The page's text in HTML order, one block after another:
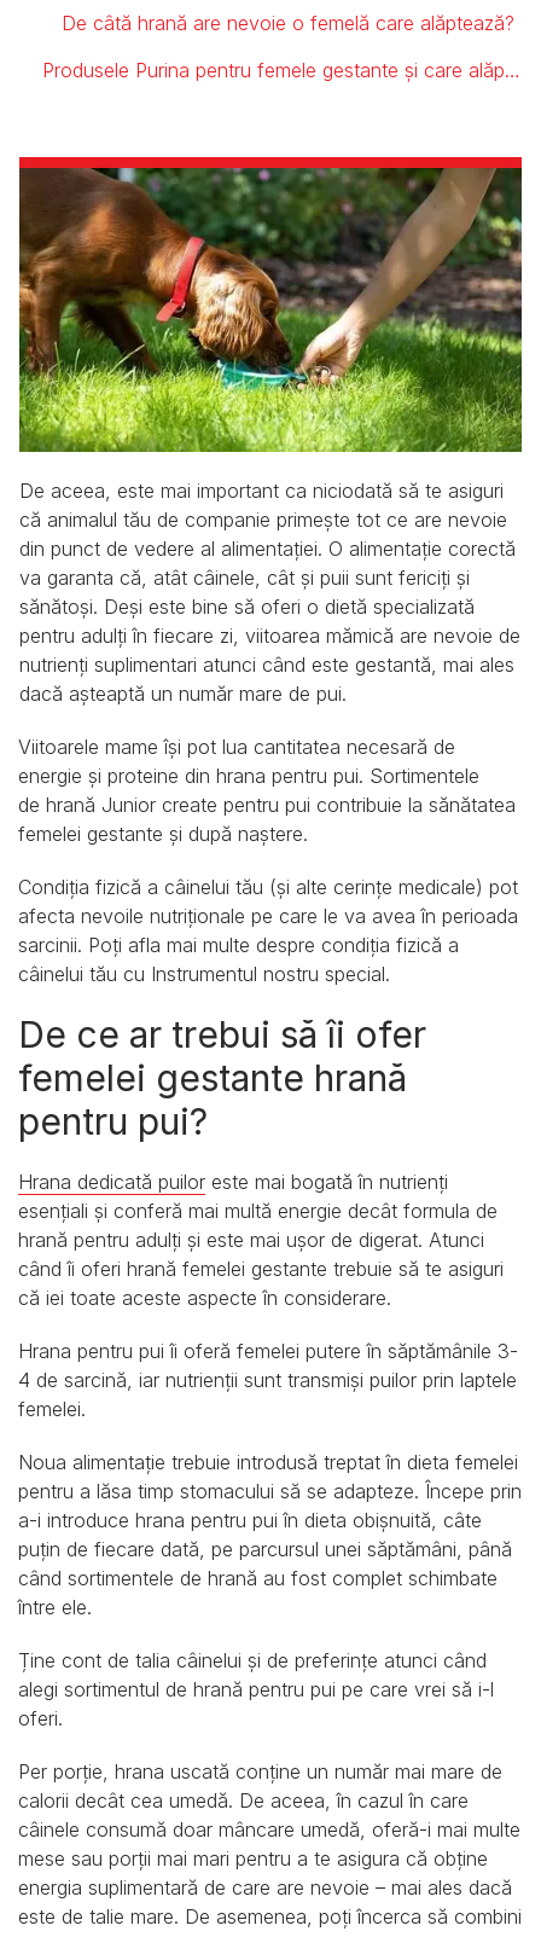
De câtă hrană are nevoie o femelă care alăptează?
Produsele Purina pentru femele gestante și care alăptează
De aceea, este mai important ca niciodată să te asiguri
că animalul tău de companie primește tot ce are nevoie
din punct de vedere al alimentației. O alimentație corectă
va garanta că, atât câinele, cât și puii sunt fericiți și
sănătoși. Deși este bine să oferi o dietă specializată
pentru adulți în fiecare zi, viitoarea mămică are nevoie de
nutrienți suplimentari atunci când este gestantă, mai ales
dacă așteaptă un număr mare de pui.
Viitoarele mame își pot lua cantitatea necesară de
energie și proteine din hrana pentru pui. Sortimentele
de hrană Junior create pentru pui contribuie la sănătatea
femelei gestante și după naștere.
Condiția fizică a câinelui tău (și alte cerințe medicale) pot
afecta nevoile nutriționale pe care le va avea în perioada
sarcinii. Poți afla mai multe despre condiția fizică a
câinelui tău cu Instrumentul nostru special.
De ce ar trebui să îi ofer
femelei gestante hrană
pentru pui?
Hrana dedicată puilor este mai bogată în nutrienți
esențiali și conferă mai multă energie decât formula de
hrană pentru adulți și este mai ușor de digerat. Atunci
când îi oferi hrană femelei gestante trebuie să te asiguri
că iei toate aceste aspecte în considerare.
Hrana pentru pui îi oferă femelei putere în săptămânile 3-
4 de sarcină, iar nutrienții sunt transmiși puilor prin laptele
femelei.
Noua alimentație trebuie introdusă treptat în dieta femelei
pentru a lăsa timp stomacului să se adapteze. Începe prin
a-i introduce hrana pentru pui în dieta obișnuită, câte
puțin de fiecare dată, pe parcursul unei săptămâni, până
când sortimentele de hrană au fost complet schimbate
între ele.
Ține cont de talia câinelui și de preferințe atunci când
alegi sortimentul de hrană pentru pui pe care vrei să i-l
oferi.
Per porție, hrana uscată conține un număr mai mare de
calorii decât cea umedă. De aceea, în cazul în care
câinele consumă doar mâncare umedă, oferă-i mai multe
mese sau porții mai mari pentru a te asigura că obține
energia suplimentară de care are nevoie – mai ales dacă
este de talie mare. De asemenea, poți încerca să combini